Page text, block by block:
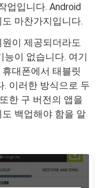
업입니다. Android
마찬가지입니다.
이 제공되더라도
이 없습니다. 여기
대폰에서 태블릿
. 이러한 방식으로 두
한 구 버전의 앱을
백업해야 함을 알